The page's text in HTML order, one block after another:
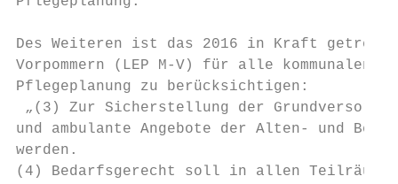
Des Weiteren ist das 2016 in Kraft getretene
Vorpommern (LEP M-V) für alle kommunalen
Pflegeplanung zu berücksichtigen:
„(3) Zur Sicherstellung der
und ambulante Angebote der Alten- und
werden.
(4) Bedarfsgerecht soll in allen